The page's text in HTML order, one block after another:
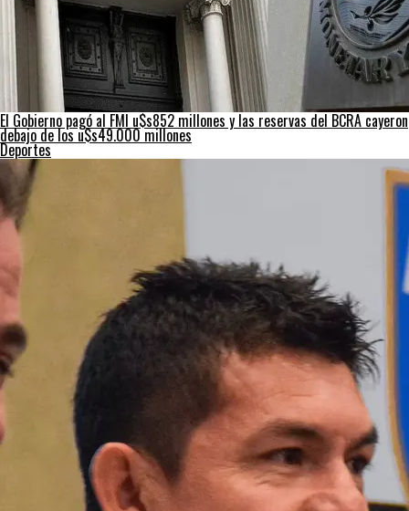
El Gobierno pagó al FMI u$s852 millones y las reservas del BCRA cayeron
debajo de los u$s49.000 millones
Deportes